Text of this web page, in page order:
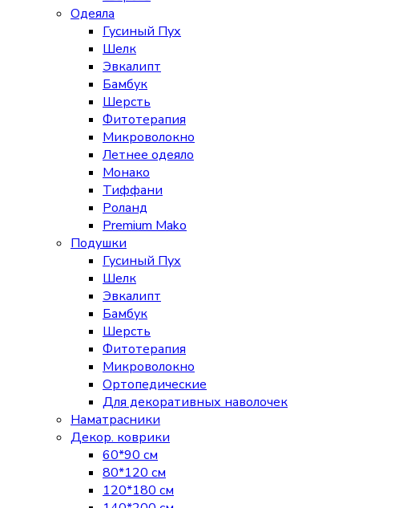
Одеяла
Гусиный Пух
Шелк
Эвкалипт
Бамбук
Шерсть
Фитотерапия
Микроволокно
Летнее одеяло
Монако
Тиффани
Роланд
Premium Mako
Подушки
Гусиный Пух
Шелк
Эвкалипт
Бамбук
Шерсть
Фитотерапия
Микроволокно
Ортопедические
Для декоративных наволочек
Наматрасники
Декор. коврики
60*90 см
80*120 см
120*180 см